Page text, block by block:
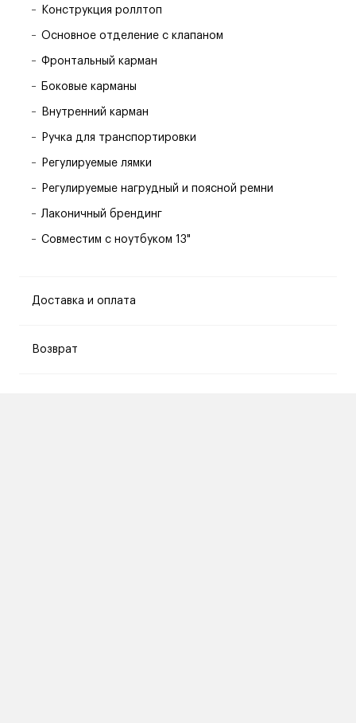
Конструкция роллтоп
Основное отделение с клапаном
Фронтальный карман
Боковые карманы
Внутренний карман
Ручка для транспортировки
Регулируемые лямки
Регулируемые нагрудный и поясной ремни
Лаконичный брендинг
Совместим с ноутбуком 13"
Доставка и оплата
Возврат